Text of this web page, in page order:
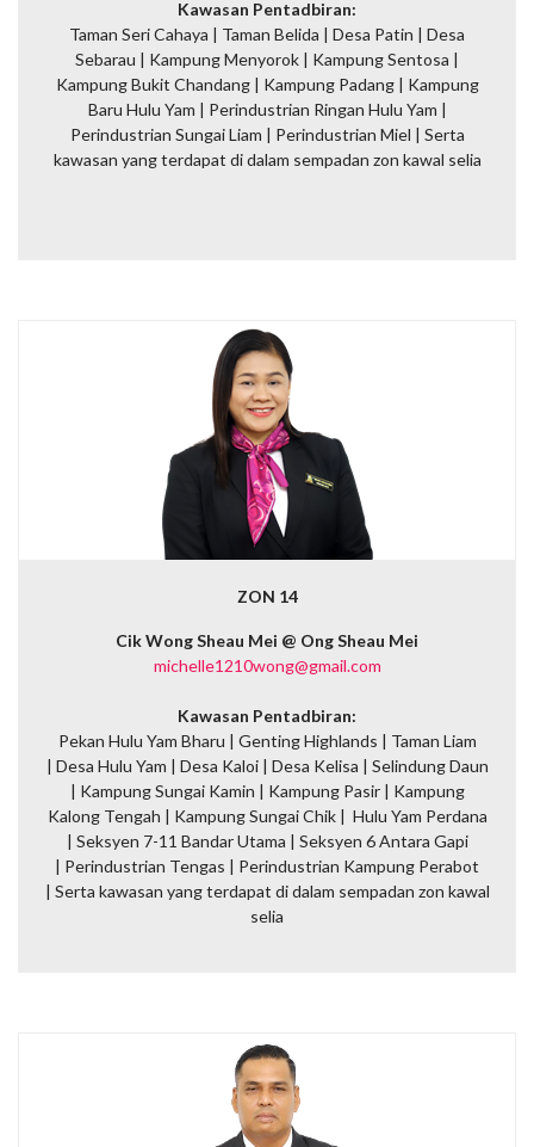
Kawasan Pentadbiran:
Taman Seri Cahaya | Taman Belida | Desa Patin | Desa
Sebarau | Kampung Menyorok | Kampung Sentosa |
Kampung Bukit Chandang | Kampung Padang | Kampung
Baru Hulu Yam | Perindustrian Ringan Hulu Yam |
Perindustrian Sungai Liam | Perindustrian Miel | Serta
kawasan yang terdapat di dalam sempadan zon kawal selia
ZON 14
Cik Wong Sheau Mei @ Ong Sheau Mei
michelle1210wong@gmail.com
Kawasan Pentadbiran:
Pekan Hulu Yam Bharu | Genting Highlands | Taman Liam
| Desa Hulu Yam | Desa Kaloi | Desa Kelisa | Selindung Daun
| Kampung Sungai Kamin | Kampung Pasir | Kampung
Kalong Tengah | Kampung Sungai Chik | Hulu Yam Perdana
| Seksyen 7-11 Bandar Utama | Seksyen 6 Antara Gapi
| Perindustrian Tengas | Perindustrian Kampung Perabot
| Serta kawasan yang terdapat di dalam sempadan zon kawal
selia